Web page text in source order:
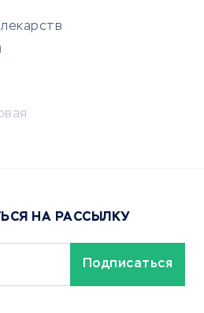
НА РАССЫЛКУ